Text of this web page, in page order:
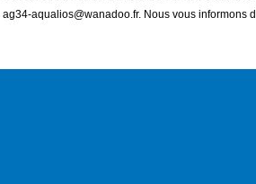
aqualios@wanadoo.fr. Nous vous